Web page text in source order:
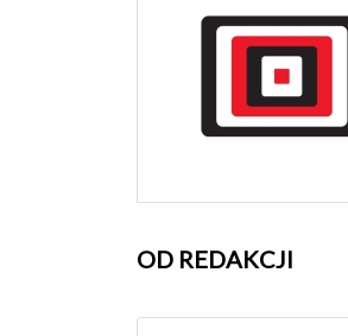
OD REDAKCJI